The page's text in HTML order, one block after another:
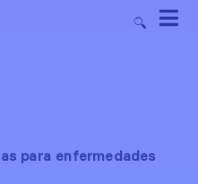
para enfermedades